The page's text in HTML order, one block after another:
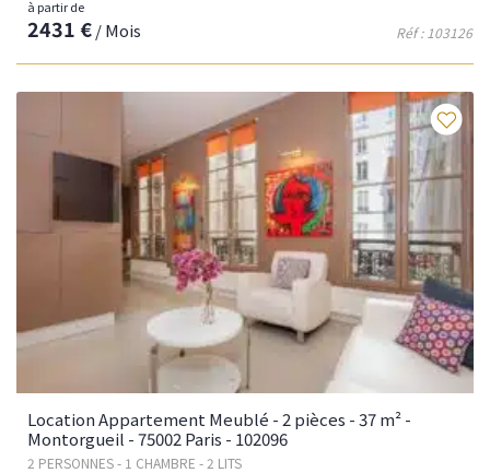
Réf : 103126
à partir de
2431 €/ Mois
Location Appartement Meublé - 2 pièces - 37 m² -
Montorgueil - 75002 Paris - 102096
2 PERSONNES - 1 CHAMBRE - 2 LITS